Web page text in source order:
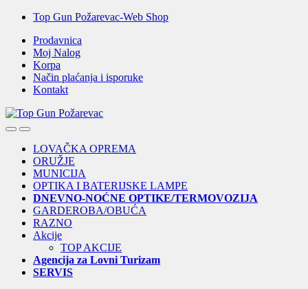
Skip
navigation
Skip
content
Top Gun Požarevac-Web Shop
Prodavnica
Moj Nalog
Korpa
Način plaćanja i isporuke
Kontakt
OpenClose
LOVAČKA OPREMA
ORUŽJE
MUNICIJA
OPTIKA I BATERIJSKE LAMPE
DNEVNO-NOĆNE OPTIKE/TERMOVOZIJA
GARDEROBA/OBUĆA
RAZNO
Akcije
TOP AKCIJE
Agencija za Lovni Turizam
SERVIS